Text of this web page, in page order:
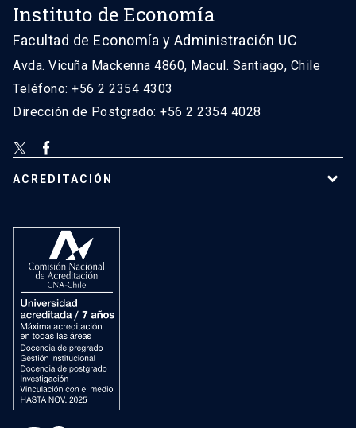
Instituto de Economía
Facultad de Economía y Administración UC
Avda. Vicuña Mackenna 4860, Macul. Santiago, Chile
Teléfono: +56 2 2354 4303
Dirección de Postgrado: +56 2 2354 4028
ACREDITACIÓN